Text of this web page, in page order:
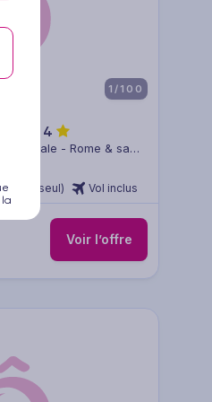
1/100
4
- Rome & sa
seul)
Vol inclus
Voir l’offre